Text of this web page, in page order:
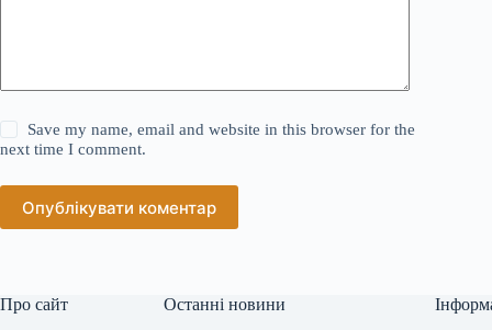
Save my name, email and website in this browser for the
next time I comment.
Опублікувати коментар
Про сайт Останні новини